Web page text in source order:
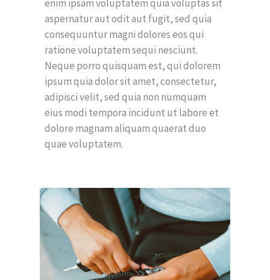
enim ipsam voluptatem quia voluptas sit
aspernatur aut odit aut fugit, sed quia
consequuntur magni dolores eos qui
ratione voluptatem sequi nesciunt.
Neque porro quisquam est, qui dolorem
ipsum quia dolor sit amet, consectetur,
adipisci velit, sed quia non numquam
eius modi tempora incidunt ut labore et
dolore magnam aliquam quaerat duo
quae voluptatem.